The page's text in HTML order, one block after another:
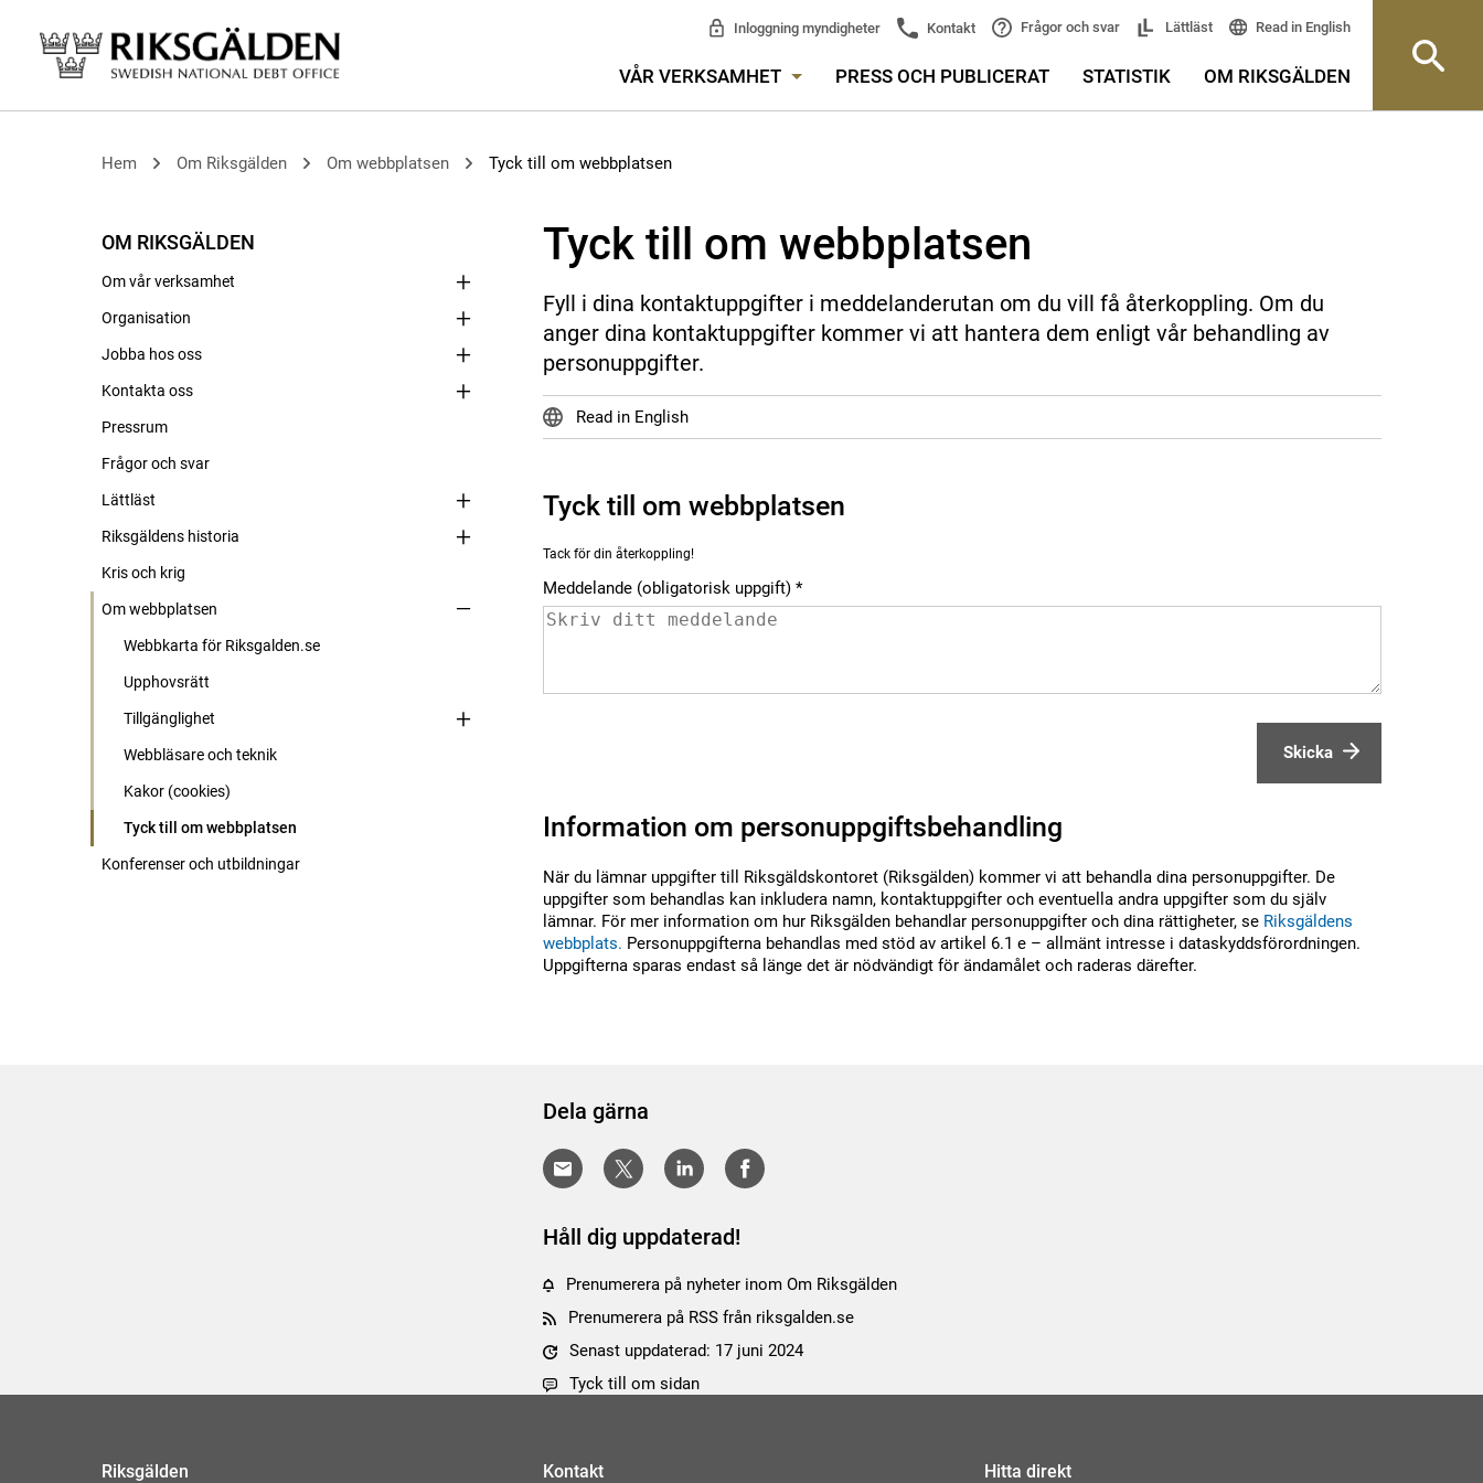
Inloggning myndigheter Kontakt Frågor och svar Lättläst Read in English
VÅR VERKSAMHET PRESS OCH PUBLICERAT STATISTIK OM RIKSGÄLDEN
Hem Om Riksgälden Om webbplatsen Tyck till om webbplatsen
OM RIKSGÄLDEN
Om vår verksamhet
Organisation
Jobba hos oss
Kontakta oss
Pressrum
Frågor och svar
Lättläst
Riksgäldens historia
Kris och krig
Om webbplatsen
Webbkarta för Riksgalden.se
Upphovsrätt
Tillgänglighet
Webbläsare och teknik
Kakor (cookies)
Tyck till om webbplatsen
Konferenser och utbildningar
Tyck till om webbplatsen
Fyll i dina kontaktuppgifter i meddelanderutan om du vill få återkoppling. Om du
anger dina kontaktuppgifter kommer vi att hantera dem enligt vår behandling av
personuppgifter.
Read in English
Tyck till om webbplatsen
Tack för din återkoppling!
Meddelande (obligatorisk uppgift)
Skicka
Information om personuppgiftsbehandling
När du lämnar uppgifter till Riksgäldskontoret (Riksgälden) kommer vi att behandla dina personuppgifter. De
uppgifter som behandlas kan inkludera namn, kontaktuppgifter och eventuella andra uppgifter som du själv
lämnar. För mer information om hur Riksgälden behandlar personuppgifter och dina rättigheter, se Riksgäldens
webbplats. Personuppgifterna behandlas med stöd av artikel 6.1 e – allmänt intresse i dataskyddsförordningen.
Uppgifterna sparas endast så länge det är nödvändigt för ändamålet och raderas därefter.
Dela gärna
Håll dig uppdaterad!
Prenumerera på nyheter inom Om Riksgälden
Prenumerera på RSS från riksgalden.se
Senast uppdaterad: 17 juni 2024
Tyck till om sidan
Riksgälden Kontakt Hitta direkt